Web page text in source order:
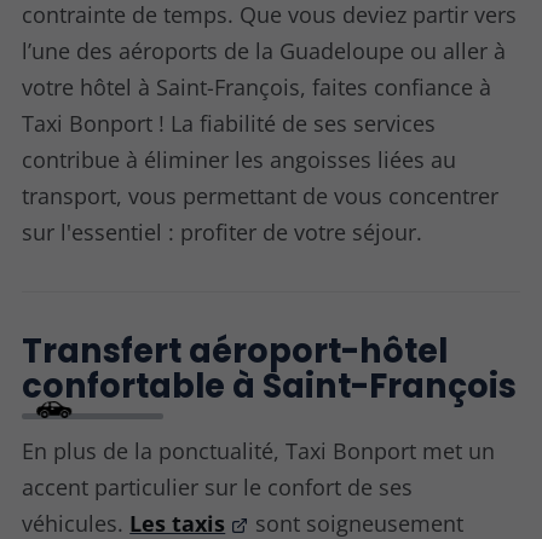
contrainte de temps. Que vous deviez partir vers
l’une des aéroports de la Guadeloupe ou aller à
votre hôtel à Saint-François, faites confiance à
Taxi Bonport ! La fiabilité de ses services
contribue à éliminer les angoisses liées au
transport, vous permettant de vous concentrer
sur l'essentiel : profiter de votre séjour.
Transfert aéroport-hôtel
confortable à Saint-François
En plus de la ponctualité, Taxi Bonport met un
accent particulier sur le confort de ses
véhicules. Les taxis
sont soigneusement